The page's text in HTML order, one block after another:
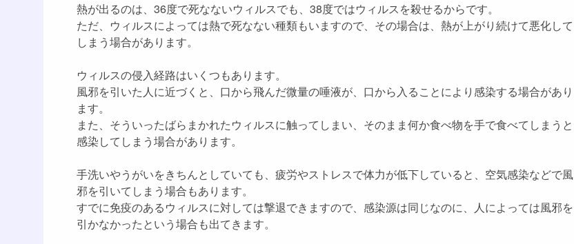
熱が出るのは、36度で死なないウィルスでも、38度ではウィルスを殺せるからです。
ただ、ウィルスによっては熱で死なない種類もいますので、その場合は、熱が上がり続けて悪化して
しまう場合があります。
ウィルスの侵入経路はいくつもあります。
風邪を引いた人に近づくと、口から飛んだ微量の唾液が、口から入ることにより感染する場合があり
ます。
また、そういったばらまかれたウィルスに触ってしまい、そのまま何か食べ物を手で食べてしまうと
感染してしまう場合があります。
手洗いやうがいをきちんとしていても、疲労やストレスで体力が低下していると、空気感染などで風
邪を引いてしまう場合もあります。
すでに免疫のあるウィルスに対しては撃退できますので、感染源は同じなのに、人によっては風邪を
引かなかったという場合も出てきます。